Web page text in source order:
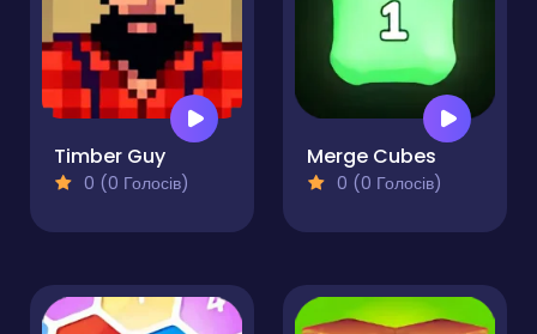
Timber Guy
0 (0 Голосів)
Merge Cubes
0 (0 Голосів)